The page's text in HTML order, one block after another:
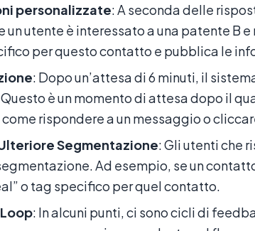
personalizzate: A seconda delle
un utente è interessato a una patente B
per questo contatto e pubblica le
: Dopo un’attesa di 6 minuti, il
è un momento di attesa dopo il
rispondere a un messaggio o
Segmentazione: Gli utenti che
Ad esempio, se un
o tag specifico per quel contatto.
: In alcuni punti, ci sono cicli di